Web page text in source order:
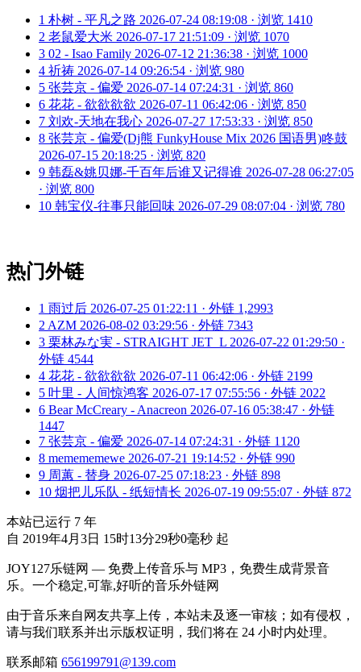
1 朴树 - 平凡之路 2026-07-24 08:19:08 · 浏览 1410
2 老鼠爱大米 2026-07-17 21:51:09 · 浏览 1070
3 02 - Isao Family 2026-07-12 21:36:38 · 浏览 1000
4 祈祷 2026-07-14 09:26:54 · 浏览 980
5 张芸京 - 偏爱 2026-07-14 07:24:31 · 浏览 860
6 花花 - 欲欲欲欲 2026-07-11 06:42:06 · 浏览 850
7 刘欢-天地在我心 2026-07-27 17:53:33 · 浏览 850
8 张芸京 - 偏爱(Dj熊 FunkyHouse Mix 2026 国语男)咚鼓
2026-07-15 20:18:25 · 浏览 820
9 韩磊&姚贝娜-千百年后谁又记得谁 2026-07-28 06:27:05
· 浏览 800
10 韩宝仪-往事只能回味 2026-07-29 08:07:04 · 浏览 780
热门外链
1 雨过后 2026-07-25 01:22:11 · 外链 1,2993
2 AZM 2026-08-02 03:29:56 · 外链 7343
3 栗林みな実 - STRAIGHT JET_L 2026-07-22 01:29:50 ·
外链 4544
4 花花 - 欲欲欲欲 2026-07-11 06:42:06 · 外链 2199
5 叶里 - 人间惊鸿客 2026-07-17 07:55:56 · 外链 2022
6 Bear McCreary - Anacreon 2026-07-16 05:38:47 · 外链
1447
7 张芸京 - 偏爱 2026-07-14 07:24:31 · 外链 1120
8 memememewe 2026-07-21 19:14:52 · 外链 990
9 周蕙 - 替身 2026-07-25 07:18:23 · 外链 898
10 烟把儿乐队 - 纸短情长 2026-07-19 09:55:07 · 外链 872
本站已运行 7 年
自 2019年4月3日 15时13分29秒0毫秒 起
JOY127乐链网 — 免费上传音乐与 MP3，免费生成背景音
乐。一个稳定,可靠,好听的音乐外链网
由于音乐来自网友共享上传，本站未及逐一审核；如有侵权，
请与我们联系并出示版权证明，我们将在 24 小时内处理。
联系邮箱 656199791@139.com